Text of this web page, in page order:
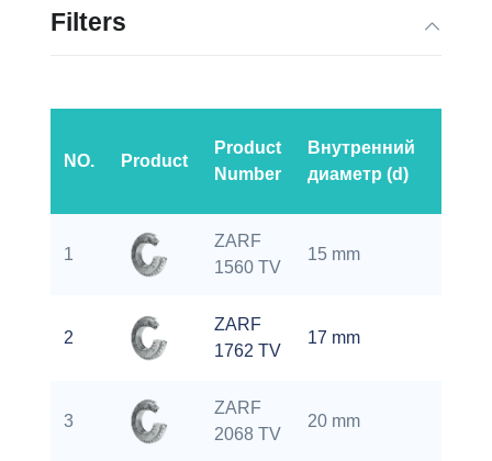
Filters
NO. Product
Product
Number
Внутренний
диаметр (d)
1
ZARF
1560 TV
15 mm
2
ZARF
1762 TV
17 mm
3
ZARF
2068 TV
20 mm